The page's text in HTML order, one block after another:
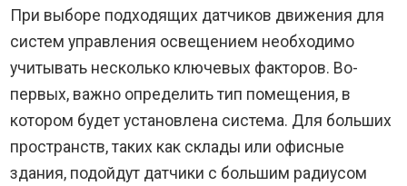
При выборе подходящих датчиков движения для
систем управления освещением необходимо
учитывать несколько ключевых факторов. Во-
первых, важно определить тип помещения, в
котором будет установлена система. Для больших
пространств, таких как склады или офисные
здания, подойдут датчики с большим радиусом